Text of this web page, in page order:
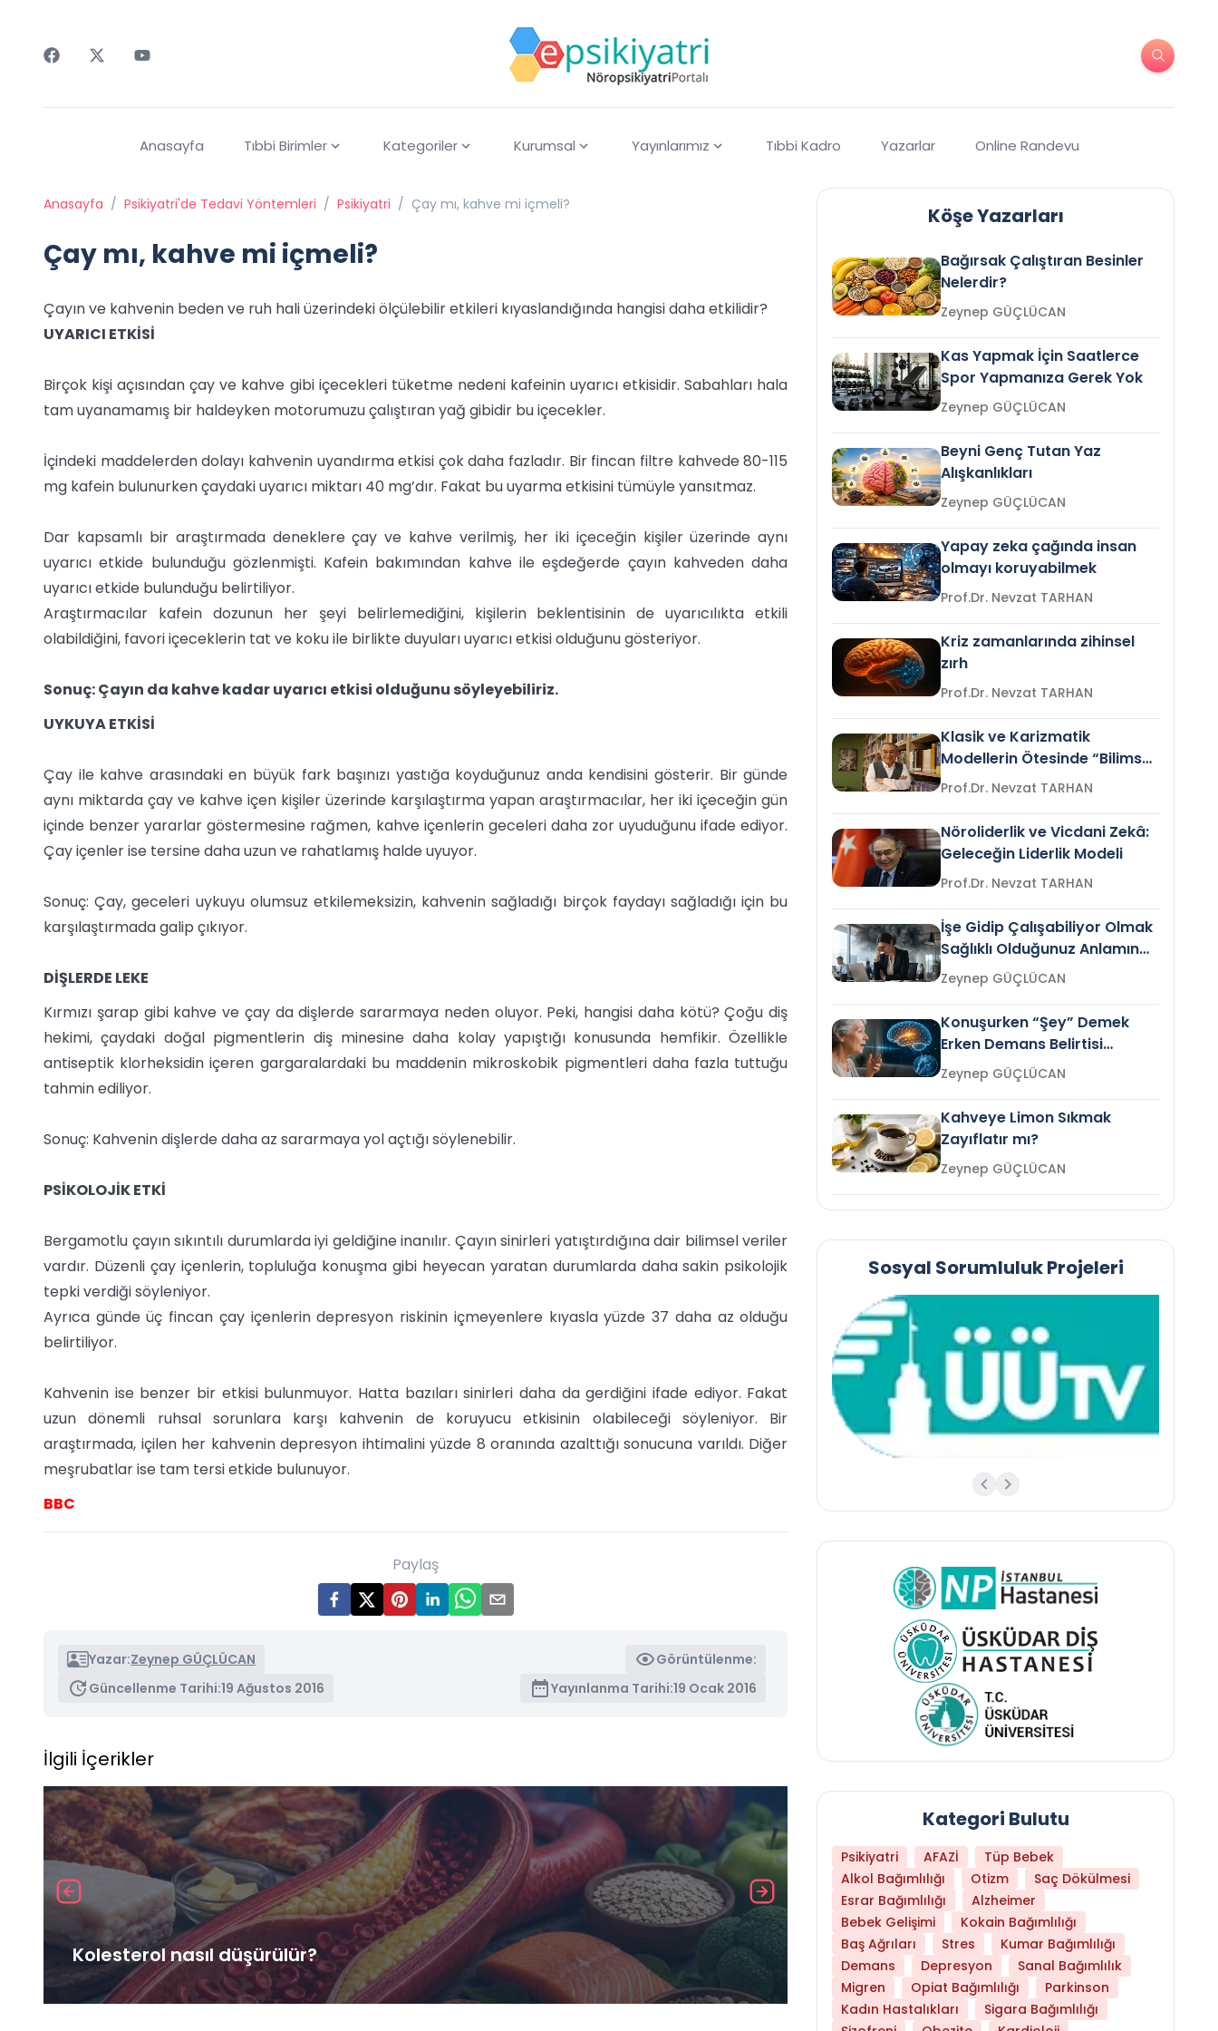
Anasayfa Tıbbi Birimler Kategoriler Kurumsal Yayınlarımız Tıbbi Kadro Yazarlar Online Randevu
Anasayfa / Psikiyatri'de Tedavi Yöntemleri / Psikiyatri / Çay mı, kahve mi içmeli?
Çay mı, kahve mi içmeli?
Çayın ve kahvenin beden ve ruh hali üzerindeki ölçülebilir etkileri kıyaslandığında hangisi daha etkilidir?
UYARICI ETKİSİ
Birçok kişi açısından çay ve kahve gibi içecekleri tüketme nedeni kafeinin uyarıcı etkisidir. Sabahları hala
tam uyanamamış bir haldeyken motorumuzu çalıştıran yağ gibidir bu içecekler.
İçindeki maddelerden dolayı kahvenin uyandırma etkisi çok daha fazladır. Bir fincan filtre kahvede 80-115
mg kafein bulunurken çaydaki uyarıcı miktarı 40 mg’dır. Fakat bu uyarma etkisini tümüyle yansıtmaz.
Dar kapsamlı bir araştırmada deneklere çay ve kahve verilmiş, her iki içeceğin kişiler üzerinde aynı
uyarıcı etkide bulunduğu gözlenmişti. Kafein bakımından kahve ile eşdeğerde çayın kahveden daha
uyarıcı etkide bulunduğu belirtiliyor.
Araştırmacılar kafein dozunun her şeyi belirlemediğini, kişilerin beklentisinin de uyarıcılıkta etkili
olabildiğini, favori içeceklerin tat ve koku ile birlikte duyuları uyarıcı etkisi olduğunu gösteriyor.
Sonuç: Çayın da kahve kadar uyarıcı etkisi olduğunu söyleyebiliriz.
UYKUYA ETKİSİ
Çay ile kahve arasındaki en büyük fark başınızı yastığa koyduğunuz anda kendisini gösterir. Bir günde
aynı miktarda çay ve kahve içen kişiler üzerinde karşılaştırma yapan araştırmacılar, her iki içeceğin gün
içinde benzer yararlar göstermesine rağmen, kahve içenlerin geceleri daha zor uyuduğunu ifade ediyor.
Çay içenler ise tersine daha uzun ve rahatlamış halde uyuyor.
Sonuç: Çay, geceleri uykuyu olumsuz etkilemeksizin, kahvenin sağladığı birçok faydayı sağladığı için bu
karşılaştırmada galip çıkıyor.
DİŞLERDE LEKE
Kırmızı şarap gibi kahve ve çay da dişlerde sararmaya neden oluyor. Peki, hangisi daha kötü? Çoğu diş
hekimi, çaydaki doğal pigmentlerin diş minesine daha kolay yapıştığı konusunda hemfikir. Özellikle
antiseptik klorheksidin içeren gargaralardaki bu maddenin mikroskobik pigmentleri daha fazla tuttuğu
tahmin ediliyor.
Sonuç: Kahvenin dişlerde daha az sararmaya yol açtığı söylenebilir.
PSİKOLOJİK ETKİ
Bergamotlu çayın sıkıntılı durumlarda iyi geldiğine inanılır. Çayın sinirleri yatıştırdığına dair bilimsel veriler
vardır. Düzenli çay içenlerin, topluluğa konuşma gibi heyecan yaratan durumlarda daha sakin psikolojik
tepki verdiği söyleniyor.
Ayrıca günde üç fincan çay içenlerin depresyon riskinin içmeyenlere kıyasla yüzde 37 daha az olduğu
belirtiliyor.
Kahvenin ise benzer bir etkisi bulunmuyor. Hatta bazıları sinirleri daha da gerdiğini ifade ediyor. Fakat
uzun dönemli ruhsal sorunlara karşı kahvenin de koruyucu etkisinin olabileceği söyleniyor. Bir
araştırmada, içilen her kahvenin depresyon ihtimalini yüzde 8 oranında azalttığı sonucuna varıldı. Diğer
meşrubatlar ise tam tersi etkide bulunuyor.
BBC
Paylaş
Yazar:Zeynep GÜÇLÜCAN
Görüntülenme:
Güncellenme Tarihi:19 Ağustos 2016 Yayınlanma Tarihi:19 Ocak 2016
İlgili İçerikler
Kolesterol nasıl düşürülür? Daha Az Protein Tüketmek Yaşlanmayı
Köşe Yazarları
Bağırsak Çalıştıran Besinler
Nelerdir?
Zeynep GÜÇLÜCAN
Kas Yapmak İçin Saatlerce
Spor Yapmanıza Gerek Yok
Zeynep GÜÇLÜCAN
Beyni Genç Tutan Yaz
Alışkanlıkları
Zeynep GÜÇLÜCAN
Yapay zeka çağında insan
olmayı koruyabilmek
Prof.Dr. Nevzat TARHAN
Kriz zamanlarında zihinsel
zırh
Prof.Dr. Nevzat TARHAN
Klasik ve Karizmatik
Modellerin Ötesinde “Bilimsel
Liderlik”
Prof.Dr. Nevzat TARHAN
Nöroliderlik ve Vicdani Zekâ:
Geleceğin Liderlik Modeli
Prof.Dr. Nevzat TARHAN
İşe Gidip Çalışabiliyor Olmak
Sağlıklı Olduğunuz Anlamına
Gelir mi?Zeynep GÜÇLÜCAN
Konuşurken “Şey” Demek
Erken Demans Belirtisi
Olabilir mi?Zeynep GÜÇLÜCAN
Kahveye Limon Sıkmak
Zayıflatır mı?
Zeynep GÜÇLÜCAN
Sosyal Sorumluluk Projeleri
Kategori Bulutu
Psikiyatri AFAZİ
Tüp Bebek
Alkol Bağımlılığı
Otizm
Saç Dökülmesi
Esrar Bağımlılığı
Alzheimer
Bebek Gelişimi
Kokain Bağımlılığı
Baş Ağrıları
Stres
Kumar Bağımlılığı
Demans
Depresyon
Sanal Bağımlılık
Migren
Opiat Bağımlılığı
Parkinson
Kadın Hastalıkları
Sigara Bağımlılığı